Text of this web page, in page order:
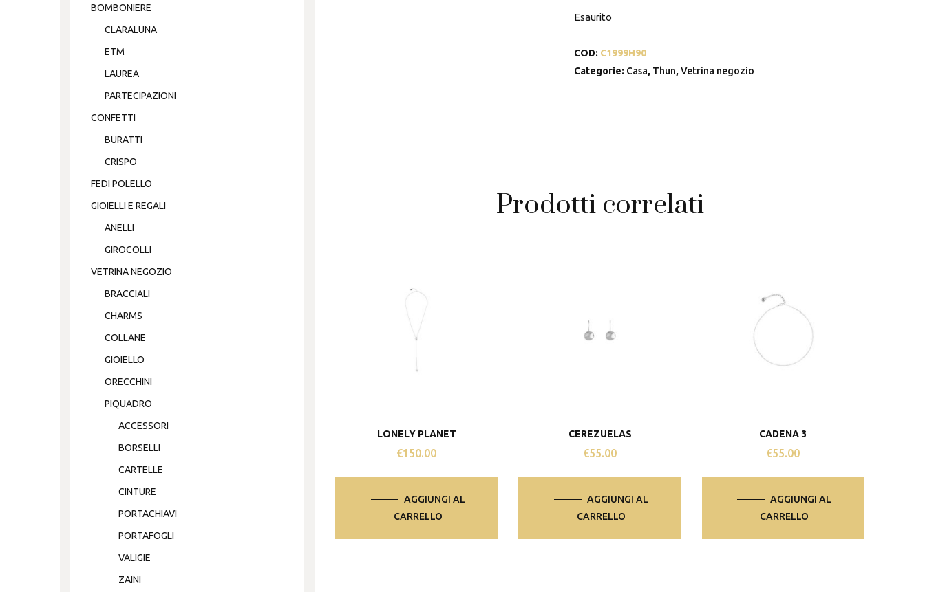
Esaurito
COD: C1999H90
Categorie: Casa, Thun,Vetrina negozio
Prodotti correlati
LONELY PLANET
€150.00
AGGIUNGI AL
CARRELLO
CEREZUELAS
€55.00
AGGIUNGI AL
CARRELLO
CADENA 3
€55.00
AGGIUNGI AL
CARRELLO
BOMBONIERE
CLARALUNA
ETM
LAUREA
PARTECIPAZIONI
CONFETTI
BURATTI
CRISPO
FEDI POLELLO
GIOIELLI E REGALI
ANELLI
GIROCOLLI
VETRINA NEGOZIO
BRACCIALI
CHARMS
COLLANE
GIOIELLO
ORECCHINI
PIQUADRO
ACCESSORI
BORSELLI
CARTELLE
CINTURE
PORTACHIAVI
PORTAFOGLI
VALIGIE
ZAINI